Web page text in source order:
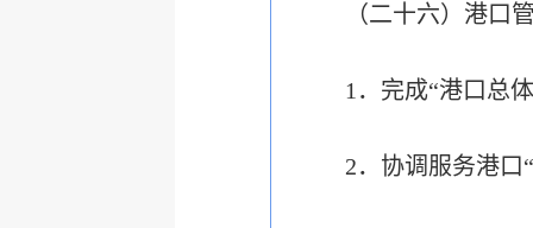
（二十六）港口
1．完成“港口总
2．协调服务港口